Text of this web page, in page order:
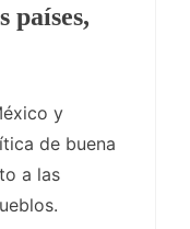
países,
y
de buena
a las